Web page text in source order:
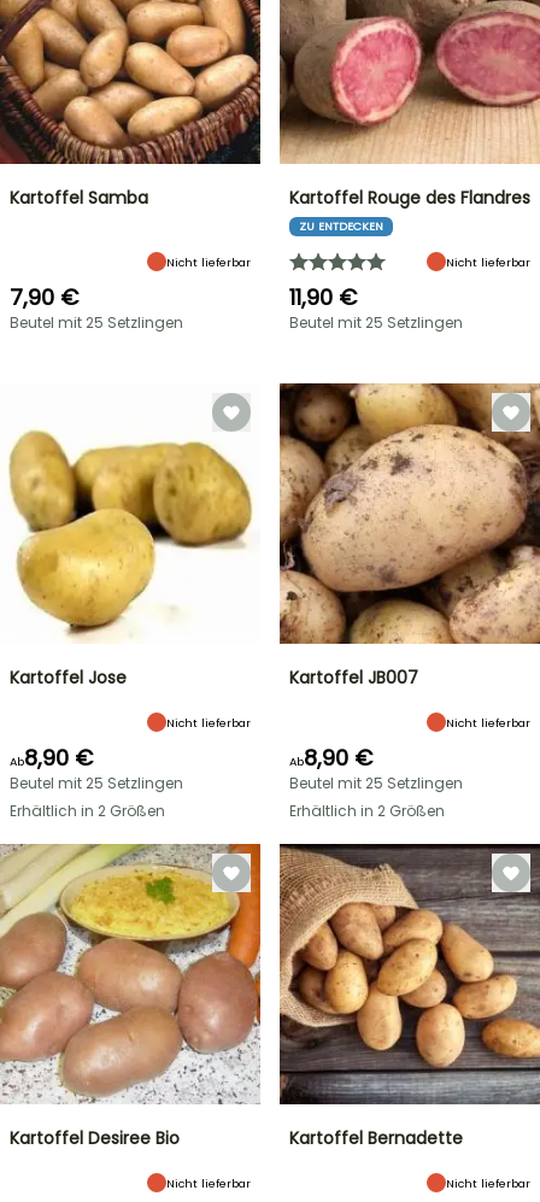
Kartoffel Samba
Nicht lieferbar
7,90 €
Beutel mit 25 Setzlingen
Kartoffel Rouge des Flandres
ZU ENTDECKEN
Nicht lieferbar
11,90 €
Beutel mit 25 Setzlingen
Kartoffel Jose
Nicht lieferbar
Ab8,90 €
Beutel mit 25 Setzlingen
Erhältlich in 2 Größen
Kartoffel JB007
Nicht lieferbar
Ab8,90 €
Beutel mit 25 Setzlingen
Erhältlich in 2 Größen
Kartoffel Desiree Bio
Nicht lieferbar
Kartoffel Bernadette
Nicht lieferbar